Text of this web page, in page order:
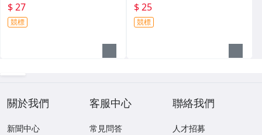
$ 27
競標
$ 25
競標
關於我們
新聞中心
客服中心
常見問答
聯絡我們
人才招募